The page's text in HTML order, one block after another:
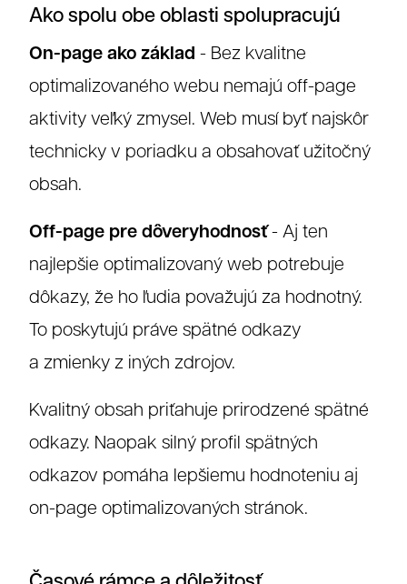
Ako spolu obe oblasti spolupracujú
On-page ako základ - Bez kvalitne
optimalizovaného webu nemajú off-page
aktivity veľký zmysel. Web musí byť najskôr
technicky v poriadku a obsahovať užitočný
obsah.
Off-page pre dôveryhodnosť- Aj ten
najlepšie optimalizovaný web potrebuje
dôkazy, že ho ľudia považujú za hodnotný.
To poskytujú práve spätné odkazy
a zmienky z iných zdrojov.
Kvalitný obsah priťahuje prirodzené spätné
odkazy. Naopak silný profil spätných
odkazov pomáha lepšiemu hodnoteniu aj
on-page optimalizovaných stránok.